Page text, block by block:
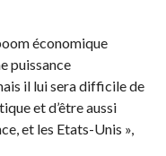
économique
puissance
il lui sera difficile de
et d’être aussi
et les Etats-Unis »,